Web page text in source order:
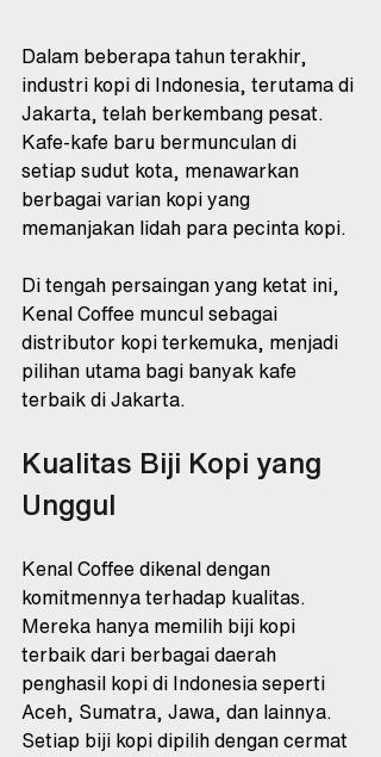
Dalam beberapa tahun terakhir,
industri kopi di Indonesia, terutama di
Jakarta, telah berkembang pesat.
Kafe-kafe baru bermunculan di
setiap sudut kota, menawarkan
berbagai varian kopi yang
memanjakan lidah para pecinta kopi.
Di tengah persaingan yang ketat ini,
Kenal Coffee muncul sebagai
distributor kopi terkemuka, menjadi
pilihan utama bagi banyak kafe
terbaik di Jakarta.
Kualitas Biji Kopi yang
Unggul
Kenal Coffee dikenal dengan
komitmennya terhadap kualitas.
Mereka hanya memilih biji kopi
terbaik dari berbagai daerah
penghasil kopi di Indonesia seperti
Aceh, Sumatra, Jawa, dan lainnya.
Setiap biji kopi dipilih dengan cermat